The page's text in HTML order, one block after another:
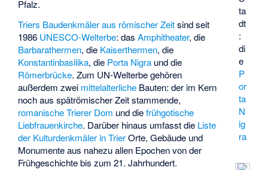
ta
dt
:
di
e
P
or
ta
N
ig
ra
Pfalz.
Triers Baudenkmäler aus römischer Zeitsind seit
1986 UNESCO-Welterbe: dasAmphitheater, die
Barbarathermen, die Kaiserthermen, die
Konstantinbasilika, die Porta Nigra und die
Römerbrücke. Zum UN-Welterbe gehören
außerdem zwei mittelalterliche Bauten: der im Kern
noch aus spätrömischer Zeit stammende,
romanische Trierer Dom und diefrühgotische
Liebfrauenkirche. Darüber hinaus umfasst die Liste
der Kulturdenkmäler in TrierOrte, Gebäude und
Monumente aus nahezu allen Epochen von der
Frühgeschichte bis zum 21. Jahrhundert.